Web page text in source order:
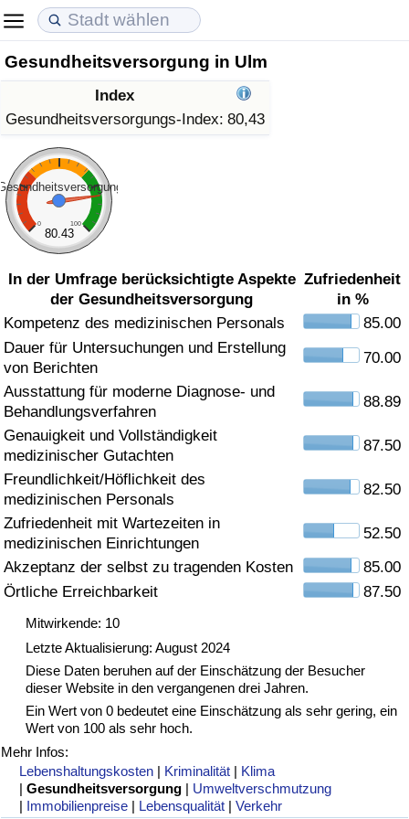
Gesundheitsversorgung in Ulm
Index
Gesundheitsversorgungs-Index: 80,43
0 100
80.43
In der Umfrage berücksichtigte Aspekte
der Gesundheitsversorgung
Zufriedenheit
in %
Kompetenz des medizinischen Personals
85.00
Dauer für Untersuchungen und Erstellung
von Berichten
70.00
Ausstattung für moderne Diagnose- und
Behandlungsverfahren
88.89
Genauigkeit und Vollständigkeit
medizinischer Gutachten
87.50
Freundlichkeit/Höflichkeit des
medizinischen Personals
82.50
Zufriedenheit mit Wartezeiten in
medizinischen Einrichtungen
52.50
Akzeptanz der selbst zu tragenden Kosten
85.00
Örtliche Erreichbarkeit
87.50
Mitwirkende: 10
Letzte Aktualisierung: August 2024
Diese Daten beruhen auf der Einschätzung der Besucher
dieser Website in den vergangenen drei Jahren.
Ein Wert von 0 bedeutet eine Einschätzung als sehr gering, ein
Wert von 100 als sehr hoch.
Mehr Infos:
Lebenshaltungskosten | Kriminalität | Klima
|Gesundheitsversorgung | Umweltverschmutzung
| Immobilienpreise | Lebensqualität |Verkehr
Lebenshaltungskosten
Lebenshaltungskosten-Index (aktuell)
Lebenshaltungskosten-Index
Lebenshaltungskosten-Index nach Land
in Akaba
Immobilienpreise
Immobilienpreis-Index (aktuell)
Immobilienpreis-Index
Immobilienpreis-Index nach Land
Lebensqualität
Lebensqualität-Index
Lebensqualität-Index (aktuell)
Lebensqualitätsindex nach Land
Kriminalität
Kriminalitäts-Index (aktuell)
Kriminalitäts-Index
Kriminalitätsindex nach Land
Gesundheitsversorgung
Gesundheitsversorgungs-Index (aktuell)
Gesundheitsversorgungs-Index
Gesundheitsversorgungs-Index nach Land
Umweltverschmutzung
Umweltverschmutzungs-Index (aktuell)
Verschmutzungsindex
Umweltverschmutzungs-Index nach Land
Verkehr